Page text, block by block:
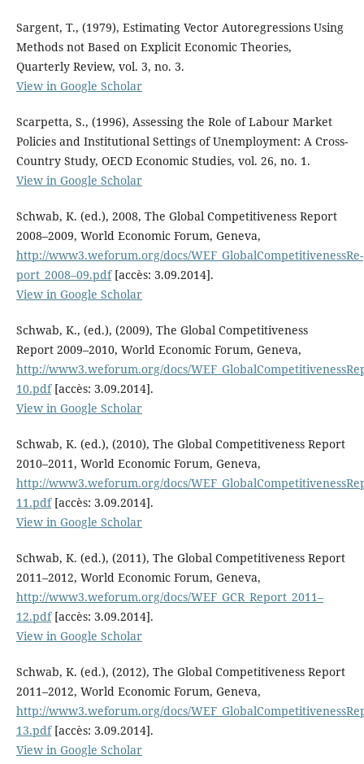
Sargent, T., (1979), Estimating Vector Autoregressions Using
Methods not Based on Explicit Economic Theories,
Quarterly Review, vol. 3, no. 3.
View in Google Scholar
Scarpetta, S., (1996), Assessing the Role of Labour Market
Policies and Institutional Settings of Unemployment: A Cross-
Country Study, OECD Economic Studies, vol. 26, no. 1.
View in Google Scholar
Schwab, K. (ed.), 2008, The Global Competitiveness Report
2008–2009, World Economic Forum, Geneva,
http://www3.weforum.org/docs/WEF_GlobalCompetitivenessRe-
port_2008–09.pdf[accès: 3.09.2014].
View in Google Scholar
Schwab, K., (ed.), (2009), The Global Competitiveness
Report 2009–2010, World Economic Forum, Geneva,
http://www3.weforum.org/docs/
10.pdf[accès: 3.09.2014].
View in Google Scholar
Schwab, K. (ed.), (2010), The Global Competitiveness Report
2010–2011, World Economic Forum, Geneva,
http://www3.weforum.org/docs/
11.pdf[accès: 3.09.2014].
View in Google Scholar
Schwab, K. (ed.), (2011), The Global Competitiveness Report
2011–2012, World Economic Forum, Geneva,
http://www3.weforum.org/docs/WEF_GCR_Report_2011–
12.pdf[accès: 3.09.2014].
View in Google Scholar
Schwab, K. (ed.), (2012), The Global Competitiveness Report
2011–2012, World Economic Forum, Geneva,
http://www3.weforum.org/docs/
13.pdf[accès: 3.09.2014].
View in Google Scholar